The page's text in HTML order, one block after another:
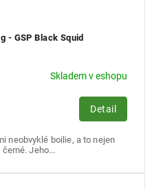
- GSP Black Squid
Skladem v eshopu
Detail
neobvyklé boilie, a to nejen
Jeho...